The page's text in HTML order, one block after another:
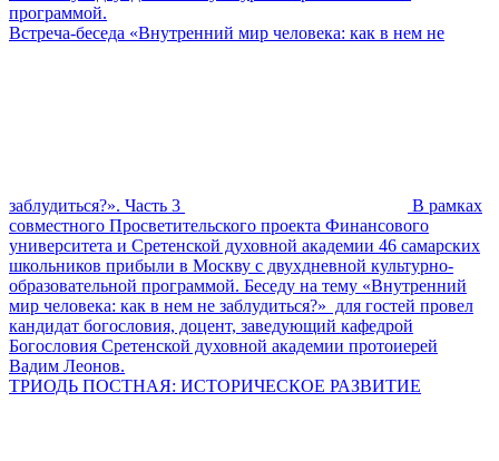
программой.
Встреча-беседа «Внутренний мир человека: как в нем не
заблудиться?». Часть 3
В рамках
совместного Просветительского проекта Финансового
университета и Сретенской духовной академии 46 самарских
школьников прибыли в Москву с двухдневной культурно-
образовательной программой. Беседу на тему «Внутренний
мир человека: как в нем не заблудиться?» для гостей провел
кандидат богословия, доцент, заведующий кафедрой
Богословия Сретенской духовной академии протоиерей
Вадим Леонов.
ТРИОДЬ ПОСТНАЯ: ИСТОРИЧЕСКОЕ РАЗВИТИЕ